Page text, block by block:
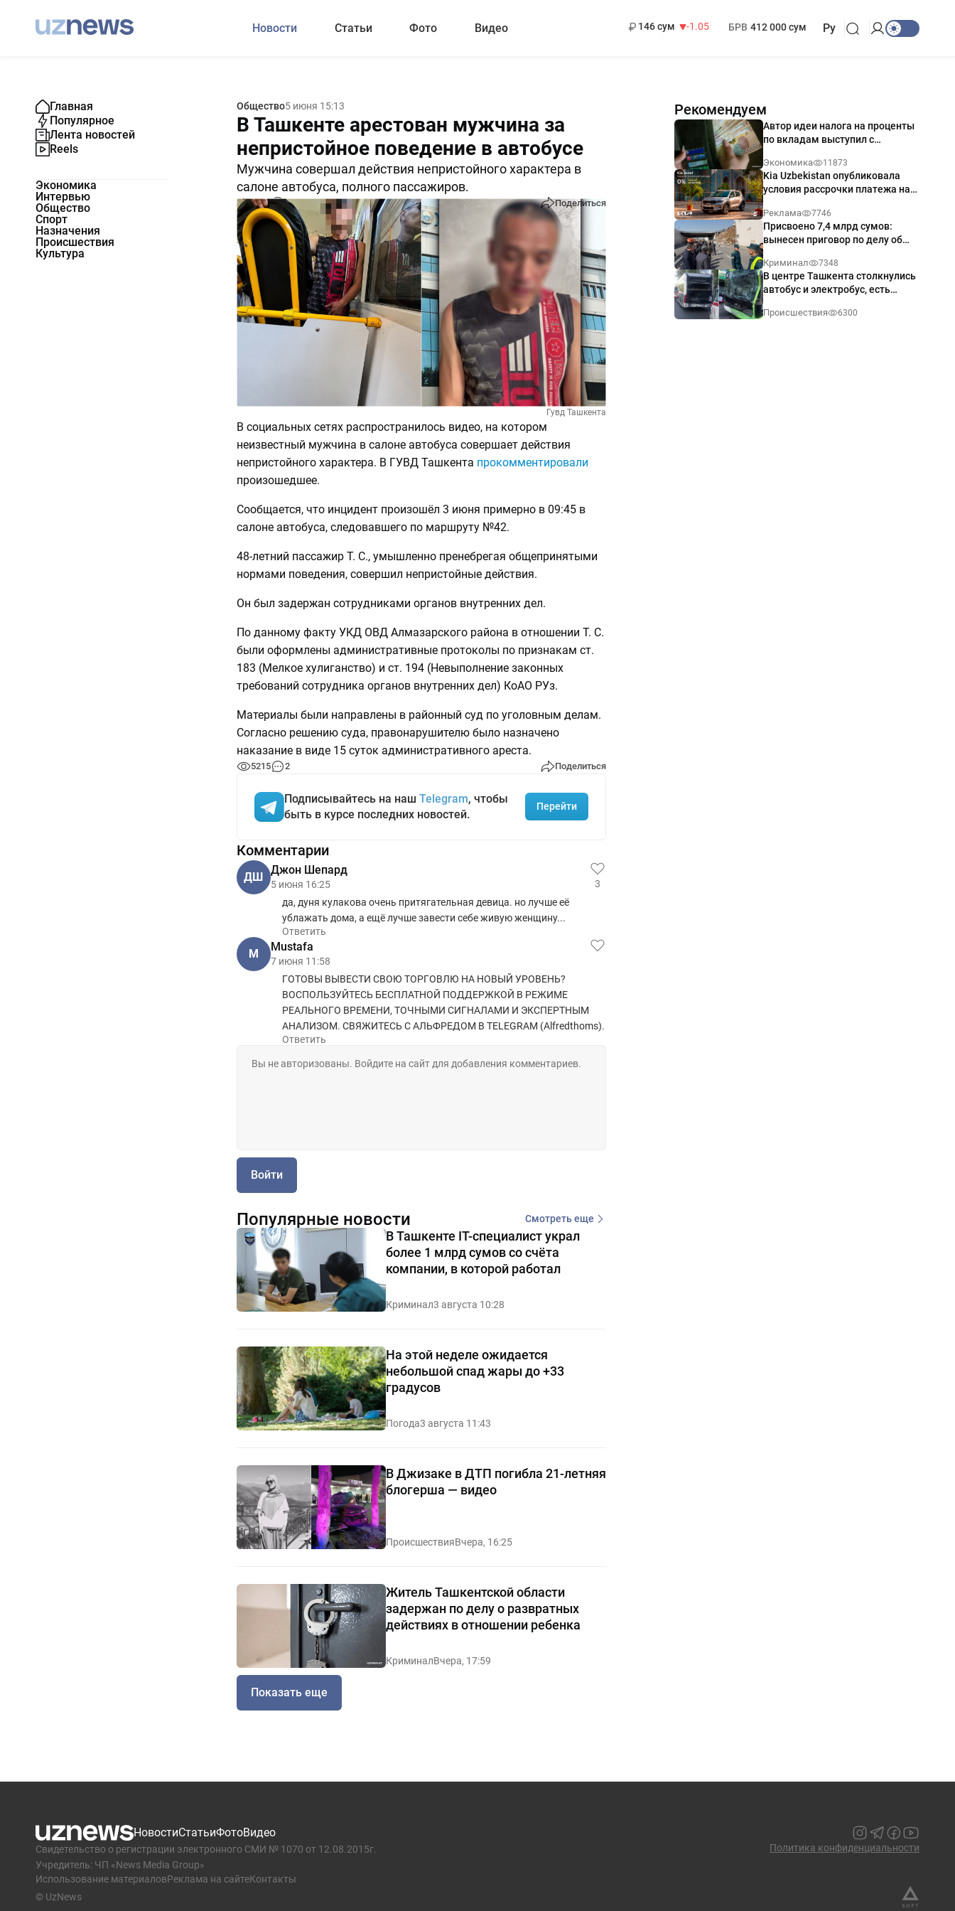
Новости Статьи Фото Видео
146 сум
-1.05
БРВ 412 000 сум Ру
Главная
Популярное
Лента новостей
Reels
Экономика
Интервью
Общество
Спорт
Назначения
Происшествия
Культура
Общество5 июня 15:13
В Ташкенте арестован мужчина за
непристойное поведение в автобусе
Мужчина совершал действия непристойного характера в
салоне автобуса, полного пассажиров.
5215 2 Поделиться
Гувд Ташкента
В социальных сетях распространилось видео, на котором
неизвестный мужчина в салоне автобуса совершает действия
непристойного характера. В ГУВД Ташкента прокомментировали
произошедшее.
Сообщается, что инцидент произошёл 3 июня примерно в 09:45 в
салоне автобуса, следовавшего по маршруту №42.
48-летний пассажир Т. С., умышленно пренебрегая общепринятыми
нормами поведения, совершил непристойные действия.
Он был задержан сотрудниками органов внутренних дел.
По данному факту УКД ОВД Алмазарского района в отношении Т. С.
были оформлены административные протоколы по признакам ст.
183 (Мелкое хулиганство) и ст. 194 (Невыполнение законных
требований сотрудника органов внутренних дел) КоАО РУз.
Материалы были направлены в районный суд по уголовным делам.
Согласно решению суда, правонарушителю было назначено
наказание в виде 15 суток административного ареста.
5215 2 Поделиться
Подписывайтесь на наш Telegram, чтобы
быть в курсе последних новостей.
Перейти
Комментарии
ДШ Джон Шепард
5 июня 16:25
3
да, дуня кулакова очень притягательная девица. но лучше её
ублажать дома, а ещё лучше завести себе живую женщину...
Ответить
M Mustafa
7 июня 11:58
ГОТОВЫ ВЫВЕСТИ СВОЮ ТОРГОВЛЮ НА НОВЫЙ УРОВЕНЬ?
ВОСПОЛЬЗУЙТЕСЬ БЕСПЛАТНОЙ ПОДДЕРЖКОЙ В РЕЖИМЕ
РЕАЛЬНОГО ВРЕМЕНИ, ТОЧНЫМИ СИГНАЛАМИ И ЭКСПЕРТНЫМ
АНАЛИЗОМ. СВЯЖИТЕСЬ С АЛЬФРЕДОМ В TELEGRAM (Alfredthoms).
Ответить
Войти
Рекомендуем
Автор идеи налога на проценты
по вкладам выступил с
Экономика 11873
Kia Uzbekistan опубликовала
условия рассрочки платежа на
годовых
Реклама 7746
Присвоено 7,4 млрд сумов:
вынесен приговор по делу об
Ташкенте
Криминал 7348
В центре Ташкента столкнулись
автобус и электробус, есть
Происшествия 6300
Популярные новости Смотреть еще
В Ташкенте IT-специалист украл
более 1 млрд сумов со счёта
компании, в которой работал
Криминал3 августа 10:28
На этой неделе ожидается
небольшой спад жары до +33
градусов
Погода3 августа 11:43
В Джизаке в ДТП погибла 21-летняя
блогерша — видео
ПроисшествияВчера, 16:25
Житель Ташкентской области
задержан по делу о развратных
действиях в отношении ребенка
КриминалВчера, 17:59
Показать еще
НовостиСтатьиФотоВидео
Свидетельство о регистрации электронного СМИ № 1070 от 12.08.2015г.
Учредитель: ЧП «News Media Group»
Использование материаловРеклама на сайтеКонтакты
Политика конфиденциальности
© UzNews